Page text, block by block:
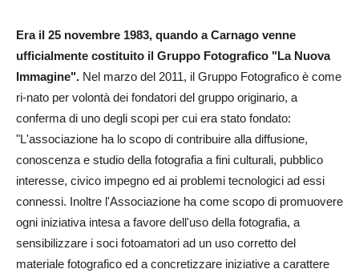
Era il 25 novembre 1983, quando a Carnago venne
ufficialmente costituito il Gruppo Fotografico "La Nuova
Immagine". Nel marzo del 2011, il Gruppo Fotografico è come
ri-nato per volontà dei fondatori del gruppo originario, a
conferma di uno degli scopi per cui era stato fondato:
"L'associazione ha lo scopo di contribuire alla diffusione,
conoscenza e studio della fotografia a fini culturali, pubblico
interesse, civico impegno ed ai problemi tecnologici ad essi
connessi. Inoltre l'Associazione ha come scopo di promuovere
ogni iniziativa intesa a favore dell'uso della fotografia, a
sensibilizzare i soci fotoamatori ad un uso corretto del
materiale fotografico ed a concretizzare iniziative a carattere